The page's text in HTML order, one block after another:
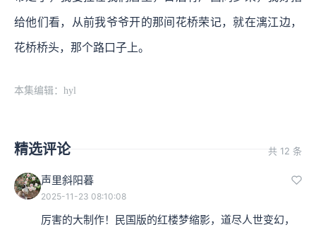
给他们看，从前我爷爷开的那间花桥荣记，就在漓江边，
花桥桥头，那个路口子上。
本集编辑：hyl
精选评论 共 12 条
声里斜阳暮
2025-11-23 08:10:08
厉害的大制作！民国版的红楼梦缩影，道尽人世变幻，